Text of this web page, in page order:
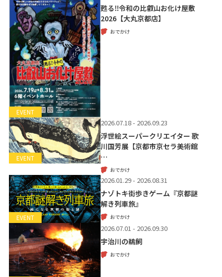
EVENT
甦る‼令和の比叡山お化け屋敷
2026【大丸京都店】
おでかけ
EVENT
2026.07.18 - 2026.09.23
浮世絵スーパークリエイター 歌
川国芳展【京都市京セラ美術館
…
おでかけ
EVENT
2026.01.29 - 2026.08.31
ナゾトキ街歩きゲーム『京都謎
解き列車旅』
おでかけ
2026.07.01 - 2026.09.30
宇治川の鵜飼
おでかけ